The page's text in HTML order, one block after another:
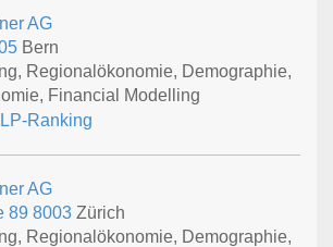
AG
Bern
Regionalökonomie, Demographie,
Financial Modelling
AG
89 8003 Zürich
Regionalökonomie, Demographie,